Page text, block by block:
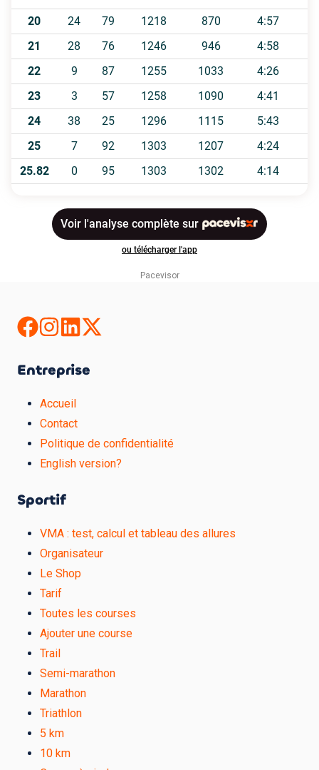
Pacevisor
Entreprise
Accueil
Contact
Politique de confidentialité
English version?
Sportif
VMA : test, calcul et tableau des allures
Organisateur
Le Shop
Tarif
Toutes les courses
Ajouter une course
Trail
Semi-marathon
Marathon
Triathlon
5 km
10 km